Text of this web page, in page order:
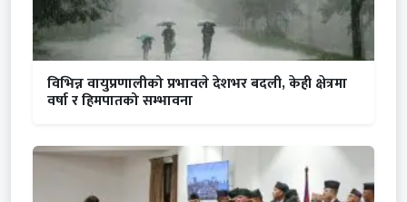
विभिन्न वायुप्रणालीको प्रभावले देशभर बदली, केही क्षेत्रमा
वर्षा र हिमपातको सम्भावना